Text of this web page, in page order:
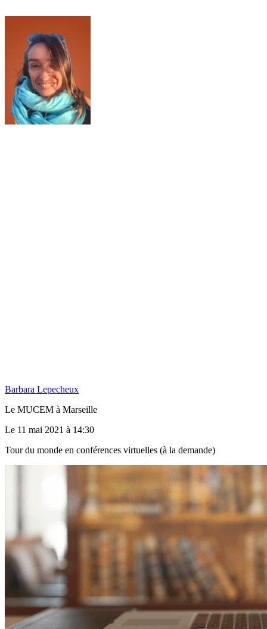
Barbara Lepecheux
Le MUCEM à Marseille
Le 11 mai 2021 à 14:30
Tour du monde en conférences virtuelles (à la demande)